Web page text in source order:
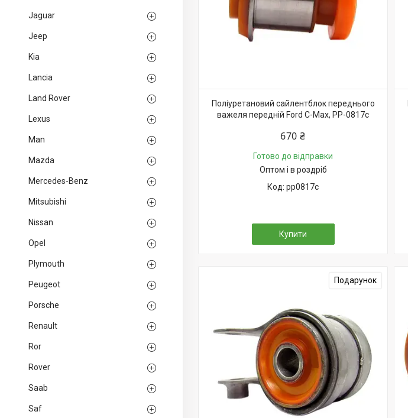
Jaguar
Jeep
Kia
Lancia
Land Rover
Lexus
Man
Mazda
Mercedes-Benz
Mitsubishi
Nissan
Opel
Plymouth
Peugeot
Porsche
Renault
Ror
Rover
Saab
Saf
Поліуретановий сайлентблок переднього
важеля передній Ford C-Max, PP-0817c
670 ₴
Готово до відправки
Оптом і в роздріб
pp0817c
Купити
Подарунок